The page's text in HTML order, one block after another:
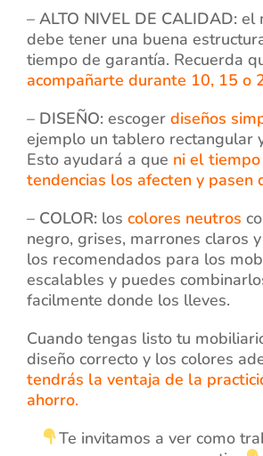
– ALTO NIVEL DE CALIDAD: el
debe tener una buena
tiempo de garantía. Recuerda
acompañarte durante 10, 15 o
– DISEÑO: escoger diseños
ejemplo un tablero rectangular
Esto ayudará a que ni el
tendencias los afecten y pasen
– COLOR: los colores neutros
negro, grises, marrones claros
los recomendados para los
escalables y puedes
facilmente donde los lleves.
Cuando tengas listo tu
diseño correcto y los colores
tendrás la ventaja de la
ahorro.
Te invitamos a ver como